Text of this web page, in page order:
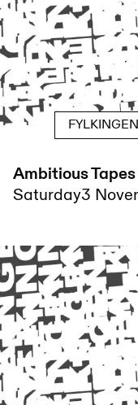
Ambitious
Saturday3